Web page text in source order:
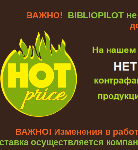
ВАЖНО! BIBLIOPILOT
ВАЖНО! Изменения в
осуществляется